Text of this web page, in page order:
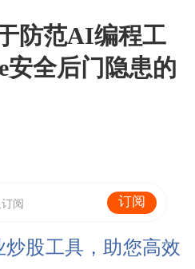
防范AI编程工
安全后门隐患的
阅 订阅
股工具，助您高效